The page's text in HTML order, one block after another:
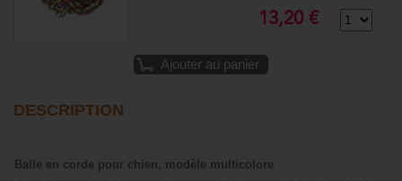
13,20 €
Ajouter au panier
DESCRIPTION
Balle en corde pour chien, modèle multicolore